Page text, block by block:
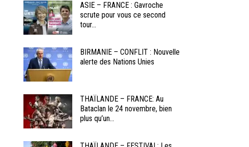
ASIE – FRANCE : Gavroche
scrute pour vous ce second
tour...
BIRMANIE – CONFLIT : Nouvelle
alerte des Nations Unies
THAÏLANDE – FRANCE: Au
Bataclan le 24 novembre, bien
plus qu’un...